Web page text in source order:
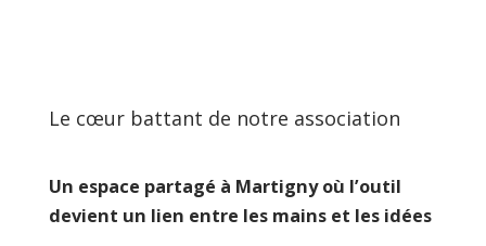
Le cœur battant de notre association
Un espace partagé à Martigny où l’outil
devient un lien entre les mains et les idées